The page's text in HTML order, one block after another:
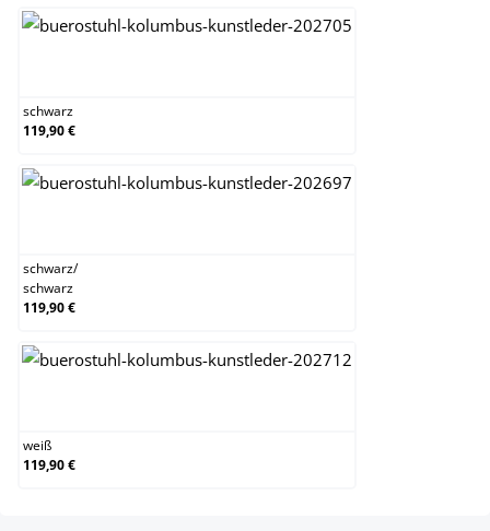
schwarz
119,90 €
schwarz/
schwarz
119,90 €
weiß
119,90 €